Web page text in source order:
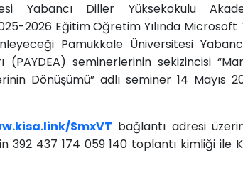
Yabancı Diller Yüksekokulu
2026 Eğitim Öğretim Yılında
Pamukkale Üniversitesi
(PAYDEA) seminerlerinin sekizincisi
Dönüşümü” adlı seminer 14 Mayıs
SmxVT bağlantı adresi
392 437 174 059 140 toplantı kimliği ile